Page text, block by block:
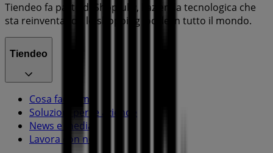
Tiendeo fa parte di Shopfully, l'azienda tecnologica che
sta reinventando lo shopping locale in tutto il mondo.
Tiendeo
Cosa facciamo
Soluzioni per le aziende
News e media
Lavora con noi